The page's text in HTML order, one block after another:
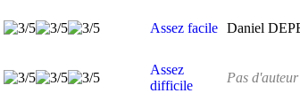
Assez facile Daniel
Assez
difficile
Pas d'auteur